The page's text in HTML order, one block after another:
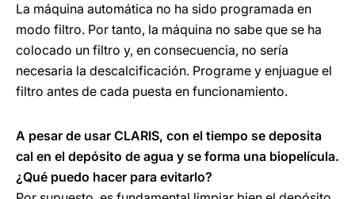
La máquina automática no ha sido programada en
modo filtro. Por tanto, la máquina no sabe que se ha
colocado un filtro y, en consecuencia, no sería
necesaria la descalcificación. Programe y enjuague el
filtro antes de cada puesta en funcionamiento.
A pesar de usar CLARIS, con el tiempo se deposita
cal en el depósito de agua y se forma una biopelícula.
¿Qué puedo hacer para evitarlo?